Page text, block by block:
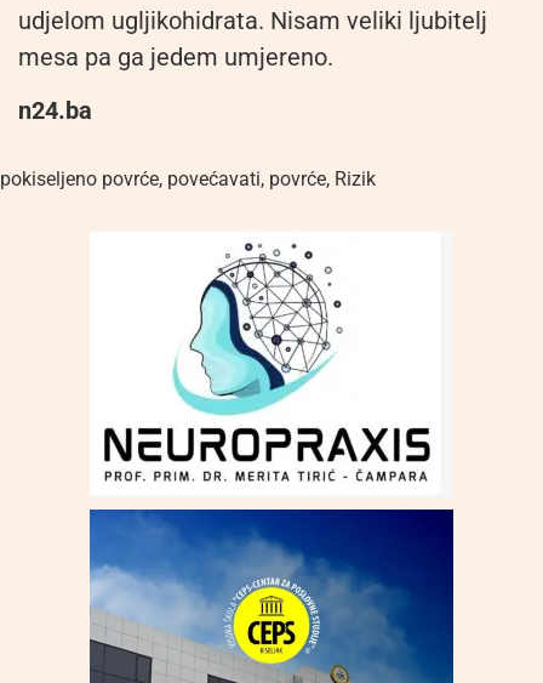
udjelom ugljikohidrata. Nisam veliki ljubitelj
mesa pa ga jedem umjereno.
n24.ba
pokiseljeno povrće, povećavati, povrće, Rizik